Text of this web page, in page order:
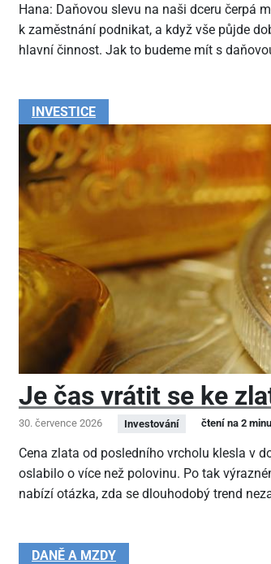
Hana: Daňovou slevu na naši dceru čerpá
k zaměstnání podnikat, a když vše půjde
hlavní činnost. Jak to budeme mít s
INVESTICE
Je čas vrátit se ke
30. července 2026 Investování čtení na 2
Cena zlata od posledního vrcholu klesla v
oslabilo o více než polovinu. Po tak
nabízí otázka, zda se dlouhodobý trend
DANĚ A MZDY